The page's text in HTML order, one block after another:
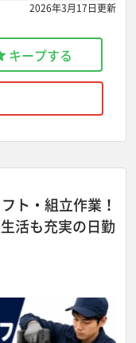
2026年3月17日更新
キープする
ト・組立作業！
活も充実の日勤